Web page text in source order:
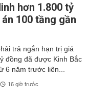
hơn 1.800 tỷ
100 tầng gần
đồng đã được Kinh Bắc
6 năm trước liên...
16 giờ trước